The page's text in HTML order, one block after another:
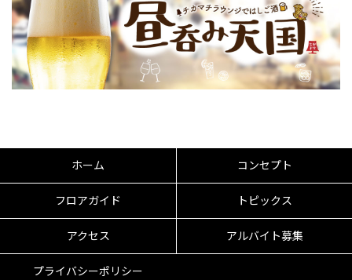
ホーム コンセプト
フロアガイド トピックス
アクセス アルバイト募集
プライバシーポリシー